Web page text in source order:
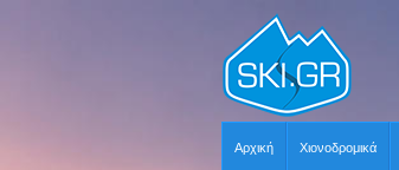
Αρχική Χιονοδρομικά